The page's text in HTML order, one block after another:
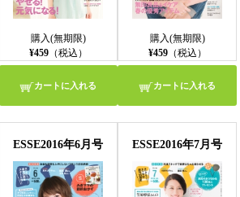
購入(無期限)
¥459（税込）
カートに入れる
購入(無期限)
¥459（税込）
カートに入れる
ESSE2016年6月号 ESSE2016年7月号